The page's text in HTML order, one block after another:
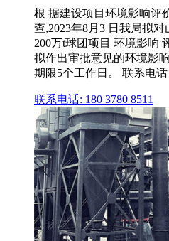
根 据建设项目环境影响评
查,2023年8月3 日我局拟
200万t球团项目 环境影响
拟作出审批意见的环境影
期限5个工作日。 联系电话
联系电话: 180 3780 8511